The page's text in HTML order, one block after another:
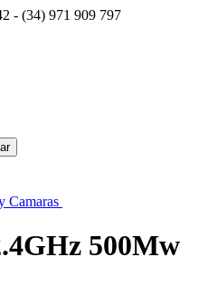
- (34) 971 909 797
Camaras
500Mw